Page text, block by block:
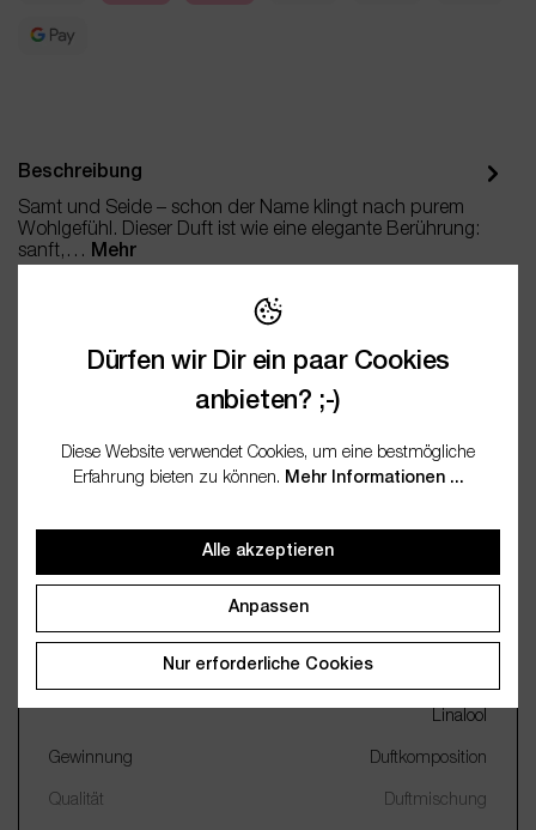
Beschreibung
Samt und Seide – schon der Name klingt nach purem
Wohlgefühl. Dieser Duft ist wie eine elegante Berührung:
sanft,…
Mehr
Dokumentation
Acetyl Cedrene, Iso E Super,
Pentalide, Linalyl acetate,
Linalool
Gewinnung Duftkomposition
Qualität Duftmischung
Dürfen wir Dir ein paar Cookies
anbieten? ;-)
Diese Website verwendet Cookies, um eine bestmögliche
Erfahrung bieten zu können. Mehr Informationen ...
Alle akzeptieren
Anpassen
Nur erforderliche Cookies